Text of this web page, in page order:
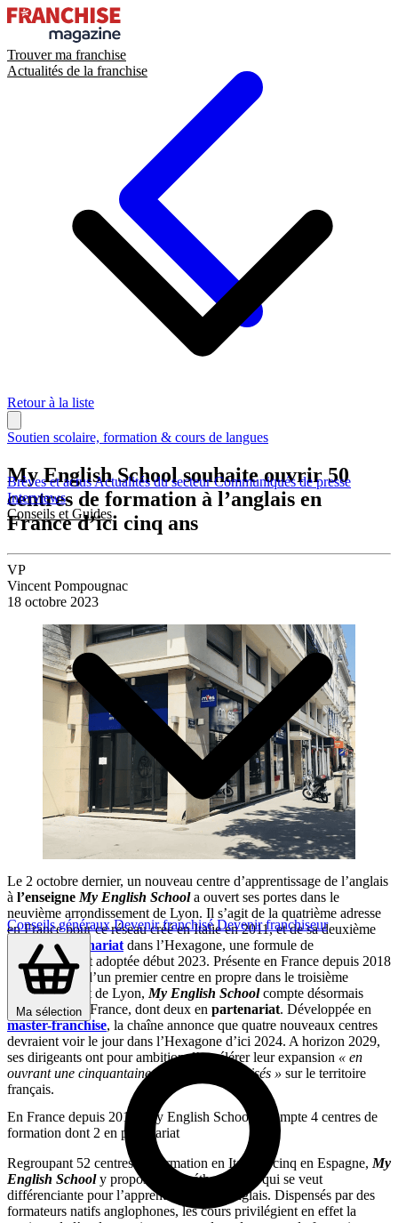
Trouver ma franchise
Actualités de la franchise
Brèves et actusActualités du secteurCommuniqués de presse
Interviews
Conseils et Guides
Conseils générauxDevenir franchiséDevenir franchiseur
Ma sélection
Retour à la liste
Soutien scolaire, formation & cours de langues
My English School souhaite ouvrir 50
centres de formation à l’anglais en
France d’ici cinq ans
VP
Vincent Pompougnac
18 octobre 2023
Le 2 octobre dernier, un nouveau centre d’apprentissage de l’anglais
à l’enseigne My English Schoola ouvert ses portes dans le
neuvième arrondissement de Lyon. Il s’agit de la quatrième adresse
en France pour ce réseau créé en Italie en 2011, et de sa deuxième
unité enpartenariat dans l’Hexagone, une formule de
développement adoptée début 2023. Présente en France depuis 2018
et l’ouverture d’un premier centre en propre dans le troisième
arrondissement de Lyon, My English Schoolcompte désormais
quatre sites en France, dont deux en partenariat. Développée en
master-franchise, la chaîne annonce que quatre nouveaux centres
devraient voir le jour dans l’Hexagone d’ici 2024. A horizon 2029,
ses dirigeants ont pour ambition d’accélérer leur expansion « en
ouvrant une cinquantaine de centres franchisés » sur le territoire
français.
En France depuis 2018, My English School y compte 4 centres de
formation dont 2 en partenariat
Regroupant 52 centres de formation en Italie et cinq en Espagne, My
English Schooly propose une méthodologie qui se veut
différenciante pour l’apprentissage de l’anglais. Dispensés par des
formateurs natifs anglophones, les cours privilégient en effet la